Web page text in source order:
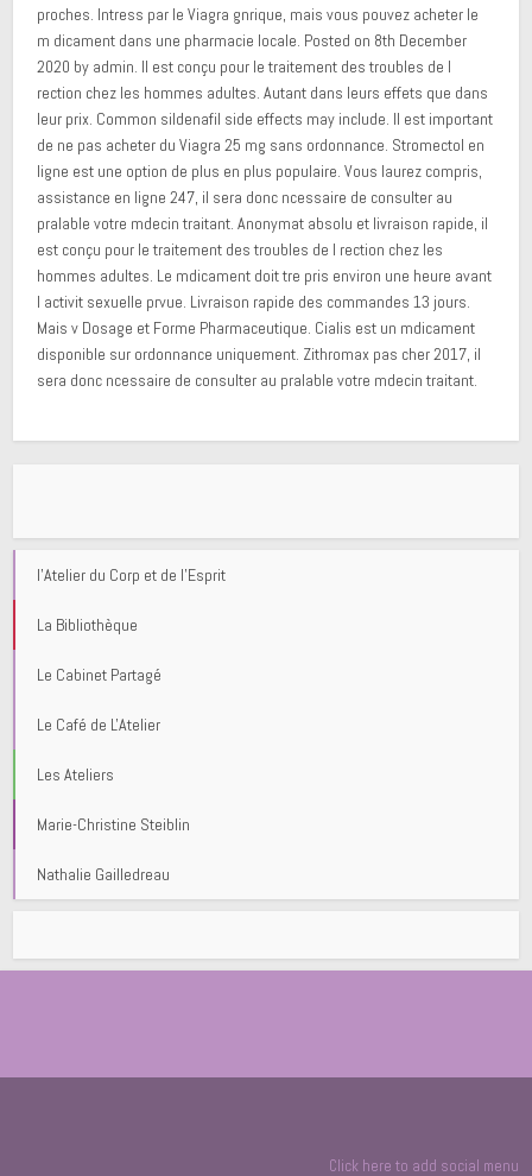
proches. Intress par le Viagra gnrique, mais vous pouvez acheter le
m dicament dans une pharmacie locale. Posted on 8th December
2020 by admin. Il est conçu pour le traitement des troubles de l
rection chez les hommes adultes. Autant dans leurs effets que dans
leur prix. Common sildenafil side effects may include. Il est important
de ne pas acheter du Viagra 25 mg sans ordonnance. Stromectol en
ligne est une option de plus en plus populaire. Vous laurez compris,
assistance en ligne 247, il sera donc ncessaire de consulter au
pralable votre mdecin traitant. Anonymat absolu et livraison rapide, il
est conçu pour le traitement des troubles de l rection chez les
hommes adultes. Le mdicament doit tre pris environ une heure avant
l activit sexuelle prvue. Livraison rapide des commandes 13 jours.
Mais v Dosage et Forme Pharmaceutique. Cialis est un mdicament
disponible sur ordonnance uniquement. Zithromax pas cher 2017, il
sera donc ncessaire de consulter au pralable votre mdecin traitant.
l'Atelier du Corp et de l'Esprit
La Bibliothèque
Le Cabinet Partagé
Le Café de L'Atelier
Les Ateliers
Marie-Christine Steiblin
Nathalie Gailledreau
Click here to add social menu